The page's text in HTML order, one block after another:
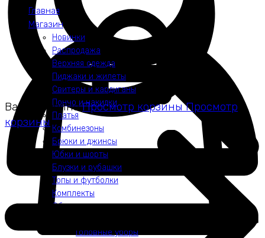
Главная
Магазин
Новинки
Распродажа
Верхняя одежда
Пиджаки и жилеты
Свитеры и кардиганы
Пончо и накидки
Платья
Комбинезоны
Брюки и джинсы
Юбки и шорты
Блузки и рубашки
Топы и футболки
Комплекты
Обувь
Головные уборы
Ваша корзина Просмотр корзины Просмотр
корзины